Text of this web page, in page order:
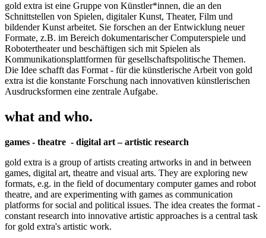
gold extra ist eine Gruppe von Künstler*innen, die an den
Schnittstellen von Spielen, digitaler Kunst, Theater, Film und
bildender Kunst arbeitet. Sie forschen an der Entwicklung neuer
Formate, z.B. im Bereich dokumentarischer Computerspiele und
Robotertheater und beschäftigen sich mit Spielen als
Kommunikationsplattformen für gesellschaftspolitische Themen.
Die Idee schafft das Format - für die künstlerische Arbeit von gold
extra ist die konstante Forschung nach innovativen künstlerischen
Ausdrucksformen eine zentrale Aufgabe.
what and who.
games - theatre - digital art – artistic research
gold extra is a group of artists creating artworks in and in between
games, digital art, theatre and visual arts. They are exploring new
formats, e.g. in the field of documentary computer games and robot
theatre, and are experimenting with games as communication
platforms for social and political issues. The idea creates the format -
constant research into innovative artistic approaches is a central task
for gold extra's artistic work.